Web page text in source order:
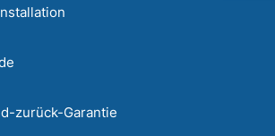
zurück-Garantie